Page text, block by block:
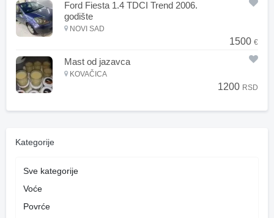
Ford Fiesta 1.4 TDCI Trend 2006.
godište
NOVI SAD
1500 €
Mast od jazavca
KOVAČICA
1200 RSD
Kategorije
Sve kategorije
Voće
Povrće